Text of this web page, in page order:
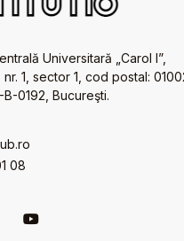
Universitară „Carol I”,
1, sector 1, cod postal:
B-0192, Bucureşti.
08